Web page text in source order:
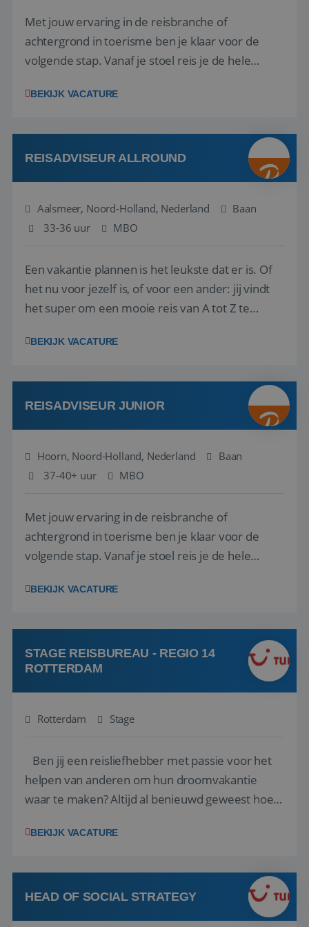
Met jouw ervaring in de reisbranche of
achtergrond in toerisme ben je klaar voor de
volgende stap. Vanaf je stoel reis je de hele
wensen van je team, je klant en wat er in de
klanten te overtuigen om die droomreis te
boeken! ...
BEKIJK VACATURE
REISADVISEUR ALLROUND
Aalsmeer, Noord-Holland, Nederland
Baan
33-36 uur
MBO
Een vakantie plannen is het leukste dat er is. Of
het nu voor jezelf is, of voor een ander: jij vindt
het super om een mooie reis van A tot Z te
vakantiegangers de meest prachtige plekjes op
werken: of het nu gaat om vragen ...
BEKIJK VACATURE
REISADVISEUR JUNIOR
Hoorn, Noord-Holland, Nederland
Baan
37-40+ uur
MBO
Met jouw ervaring in de reisbranche of
achtergrond in toerisme ben je klaar voor de
volgende stap. Vanaf je stoel reis je de hele
wensen van je team, je klant en wat er in de
klanten te overtuigen om die droomreis te
boeken! ...
BEKIJK VACATURE
STAGE REISBUREAU - REGIO 14
ROTTERDAM
Rotterdam Stage
Ben jij een reisliefhebber met passie voor het
helpen van anderen om hun droomvakantie
waar te maken? Altijd al benieuwd geweest hoe
van de grootste reisorganisaties? Dan is een
op zoek naar een enthousiaste, leergie...
BEKIJK VACATURE
HEAD OF SOCIAL STRATEGY